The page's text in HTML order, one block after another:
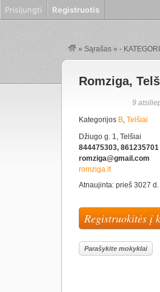
» Sąrašas » -
Romziga,
9
Kategorijos B, Telšiai
Džiugo g. 1, Telšiai
844475303, 861235701
romziga@gmail.com
romziga.lt
Atnaujinta: prieš 3027 d.
Registruokitės į
Parašykite mokyklai
Prisijungti Registruotis